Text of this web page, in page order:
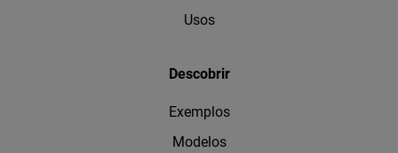
Usos
Descobrir
Exemplos
Modelos